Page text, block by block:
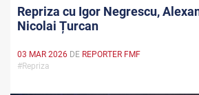
Repriza cu Igor Negrescu,
Nicolai Țurcan
03 MAR 2026 DE REPORTER FMF
#Repriza